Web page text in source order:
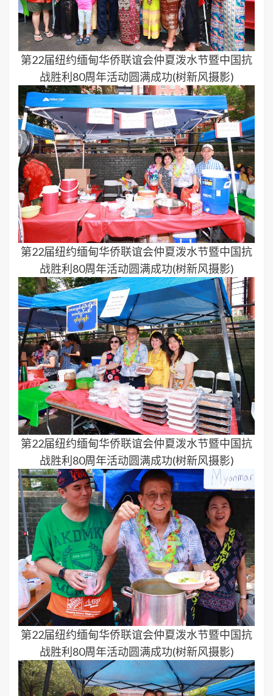
第22届纽约缅甸华侨联谊会仲夏泼水节暨中国抗
战胜利80周年活动圆满成功(树新风摄影)
第22届纽约缅甸华侨联谊会仲夏泼水节暨中国抗
战胜利80周年活动圆满成功(树新风摄影)
第22届纽约缅甸华侨联谊会仲夏泼水节暨中国抗
战胜利80周年活动圆满成功(树新风摄影)
第22届纽约缅甸华侨联谊会仲夏泼水节暨中国抗
战胜利80周年活动圆满成功(树新风摄影)